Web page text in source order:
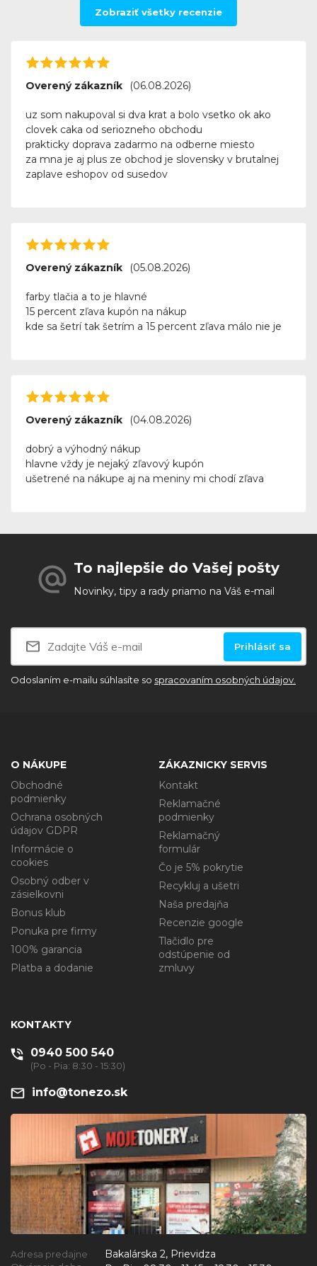
Zobraziť všetky recenzie
Overený zákazník (06.08.2026)
uz som nakupoval si dva krat a bolo vsetko ok ako
clovek caka od seriozneho obchodu
prakticky doprava zadarmo na odberne miesto
za mna je aj plus ze obchod je slovensky v brutalnej
zaplave eshopov od susedov
Overený zákazník (05.08.2026)
farby tlačia a to je hlavné
15 percent zľava kupón na nákup
kde sa šetrí tak šetrím a 15 percent zľava málo nie je
Overený zákazník (04.08.2026)
dobrý a výhodný nákup
hlavne vždy je nejaký zľavový kupón
ušetrené na nákupe aj na meniny mi chodí zľava
To najlepšie do Vašej pošty
Novinky, tipy a rady priamo na Váš e-mail
Prihlásiť sa
Odoslaním e-mailu súhlasíte so spracovaním osobných údajov.
O NÁKUPE
Obchodné
podmienky
Ochrana osobných
údajov GDPR
Informácie o
cookies
Osobný odber v
zásielkovni
Bonus klub
Ponuka pre firmy
100% garancia
Platba a dodanie
ZÁKAZNICKY SERVIS
Kontakt
Reklamačné
podmienky
Reklamačný
formulár
Čo je 5% pokrytie
Recykluj a ušetri
Naša predajňa
Recenzie google
Tlačidlo pre
odstúpenie od
zmluvy
KONTAKTY
0940 500 540
(Po - Pia: 8:30 - 15:30)
info@tonezo.sk
Adresa predajne Bakalárska 2, Prievidza